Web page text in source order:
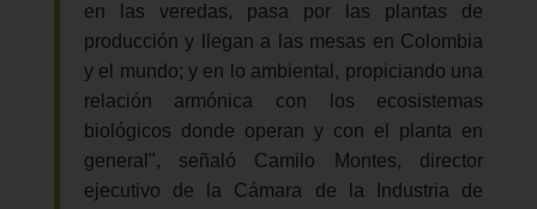
en las veredas, pasa por las plantas de
producción y llegan a las mesas en Colombia
y el mundo; y en lo ambiental, propiciando una
relación armónica con los ecosistemas
biológicos donde operan y con el planta en
general", señaló Camilo Montes, director
ejecutivo de la Cámara de la Industria de